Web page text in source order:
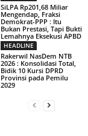
SiLPA Rp201,68 Miliar
Mengendap, Fraksi
Demokrat-PPP : Itu
Bukan Prestasi, Tapi Bukti
Lemahnya Eksekusi APBD
HEADLINE
Rakerwil NasDem NTB
2026 : Konsolidasi Total,
Bidik 10 Kursi DPRD
Provinsi pada Pemilu
2029